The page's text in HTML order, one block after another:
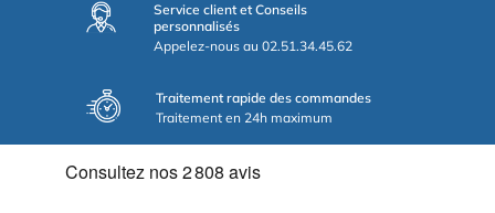
Service client et Conseils
personnalisés
Appelez-nous au 02.51.34.45.62
Traitement rapide des commandes
Traitement en 24h maximum